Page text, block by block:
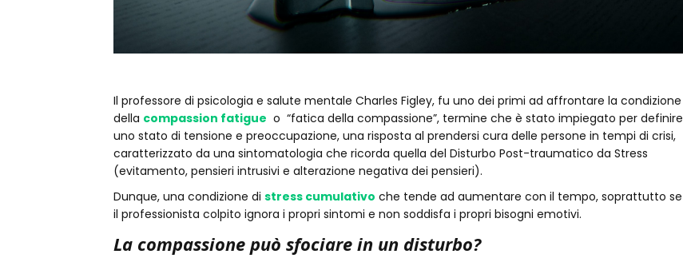
Il professore di psicologia e salute mentale Charles Figley, fu uno dei primi ad affrontare la condizione
della compassion fatigue o “fatica della compassione”, termine che è stato impiegato per definire
uno stato di tensione e preoccupazione, una risposta al prendersi cura delle persone in tempi di crisi,
caratterizzato da una sintomatologia che ricorda quella del Disturbo Post-traumatico da Stress
(evitamento, pensieri intrusivi e alterazione negativa dei pensieri).
Dunque, una condizione di stress cumulativo che tende ad aumentare con il tempo, soprattutto se
il professionista colpito ignora i propri sintomi e non soddisfa i propri bisogni emotivi.
La compassione può sfociare in un disturbo?